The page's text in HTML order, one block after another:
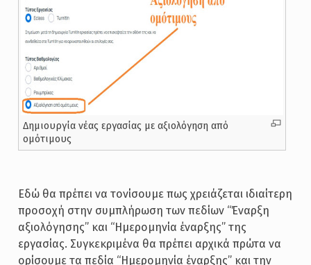
Δημιουργία νέας εργασίας με αξιολόγηση από
ομότιμους
Εδώ θα πρέπει να τονίσουμε πως χρειάζεται ιδιαίτερη
προσοχή στην συμπλήρωση των πεδίων “Έναρξη
αξιολόγησης” και “Ημερομηνία έναρξης” της
εργασίας. Συγκεκριμένα θα πρέπει αρχικά πρώτα να
ορίσουμε τα πεδία “Ημερομηνία έναρξης” και την